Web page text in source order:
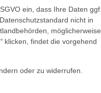
und
wir
ein, dass Ihre Daten ggf.
nicht in
möglicherweise
klicken, findet die vorgehend
oder zu widerrufen.